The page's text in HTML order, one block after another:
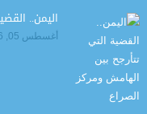
اليمن..
أغسطس 05, 2026